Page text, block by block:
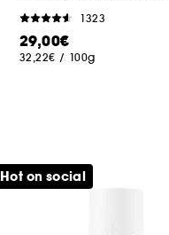
1323
29,00€
32,22€ / 100g
Hot on social